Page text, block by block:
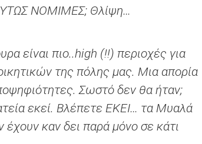
ΝΟΜΙΜΕΣ; Θλίψη…
είναι πιο..high (!!) περιοχές για
της πόλης μας. Μια απορία
Σωστό δεν θα ήταν;
εκεί. Βλέπετε ΕΚΕΙ… τα Μυαλά
καν δει παρά μόνο σε κάτι